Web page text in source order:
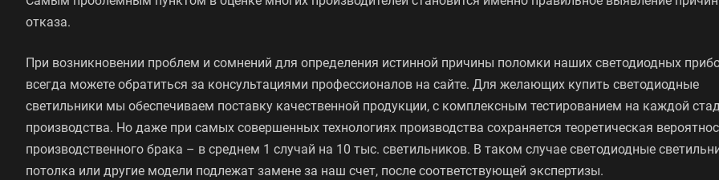
отказа.
При возникновении проблем и сомнений для определения истинной причины поломки наших светодиодных
всегда можете обратиться за консультациями профессионалов на сайте. Для желающих купить светодиодные
светильники мы обеспечиваем поставку качественной продукции, с комплексным тестированием на каждой
производства. Но даже при самых совершенных технологиях производства сохраняется теоретическая
производственного брака – в среднем 1 случай на 10 тыс. светильников. В таком случае светодиодные
потолка или другие модели подлежат замене за наш счет, после соответствующей экспертизы.